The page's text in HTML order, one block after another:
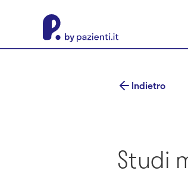
Indietro
Studi